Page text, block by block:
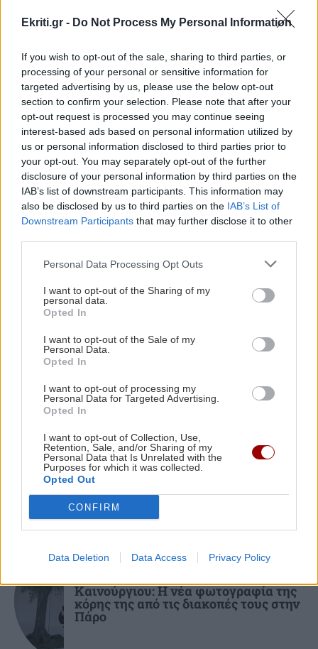
Ekriti.gr - Do Not Process My Personal Information
If you wish to opt-out of the sale, sharing to third parties, or
processing of your personal or sensitive information for
targeted advertising by us, please use the below opt-out
section to confirm your selection. Please note that after your
opt-out request is processed you may continue seeing
interest-based ads based on personal information utilized by
us or personal information disclosed to third parties prior to
your opt-out. You may separately opt-out of the further
disclosure of your personal information by third parties on the
IAB’s list of downstream participants. This information may
also be disclosed by us to third parties on the IAB’s List of
Downstream Participants that may further disclose it to other
Personal Data Processing Opt Outs
I want to opt-out of the Sharing of my
personal data.
Opted In
I want to opt-out of the Sale of my
Personal Data.
Opted In
I want to opt-out of processing my
Personal Data for Targeted Advertising.
Opted In
I want to opt-out of Collection, Use,
Retention, Sale, and/or Sharing of my
Personal Data that Is Unrelated with the
Purposes for which it was collected.
Opted Out
CONFIRM
Data Deletion Data Access Privacy Policy
Λυκαβηττό, από πτώση ο θάνατος
15:49
ΑΘΛΗΤΙΚΑ
ΟΦΗ: Ο νεαρότερος κάτοχος εισιτηρίου
διαρκείας είναι μόλις δύο μηνών! (βίντεο)
15:42
ΠΟΛΙΤΙΚΗ
Η σύσκεψη του Ευάγγελου Τυρνά και η
αναφορά του στις πυρκαγιές του Ρεθύμνου
15:35
ΑΘΛΗΤΙΚΑ
ΟΦΗ: Έφυγαν 7.000 εισιτήρια για το Super Cup
με την ΑΕΚ
15:28
ΚΡΗΤΙΚΑ ΚΑΙ ΑΛΛΑ
Ηράκλειο: 40 ημέρες χωρίς τη Μαρία
Αντωνογιαννάκη - Την Κυριακή το μνημόσυνο
στον Άη Γιάννη
15:19
ΚΡΗΤΗ
ΒΟΑΚ: Κλείνει στις 10 και 11 Αυγούστου λόγω
επικίνδυνων βράχων στη γέφυρα Ξηροποτάμου
ΕΛΛΑΔΑ
Greek Mafia: Στα χέρια της ΕΛ.ΑΣ το
«πίτμπουλ» και το «μπουλντόγκ» του
Έντικ
ΕΛΛΑΔΑ
Κωνσταντία Δημογλίδου: Προήχθη σε
Αστυνόμο Α'
ΕΛΛΑΔΑ
Υπουργείο Υγείας: Επείγουσα
προειδοποίηση για τους πνιγμούς
μετά τους 284 θανάτους του 2025
GOSSIP - LIFESTYLE
Καινούργιου: Η νέα φωτογραφία της
κόρης της από τις διακοπές τους στην
Πάρο